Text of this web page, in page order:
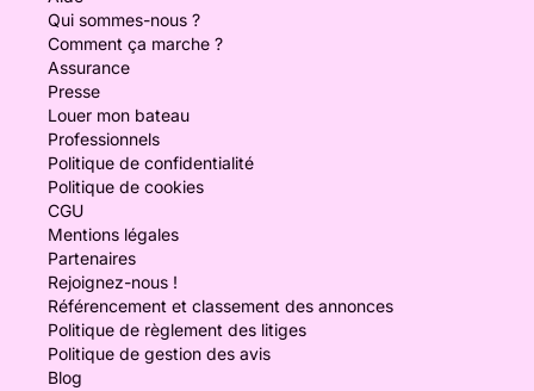
Qui sommes-nous ?
Comment ça marche ?
Assurance
Presse
Louer mon bateau
Professionnels
Politique de confidentialité
Politique de cookies
CGU
Mentions légales
Partenaires
Rejoignez-nous !
Référencement et classement des annonces
Politique de règlement des litiges
Politique de gestion des avis
Blog